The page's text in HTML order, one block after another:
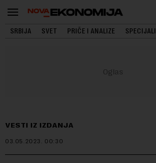
SRBIJA SVET PRIČE I ANALIZE SPECIJALI
VESTI IZ IZDANJA
03.05.2023. 00:30